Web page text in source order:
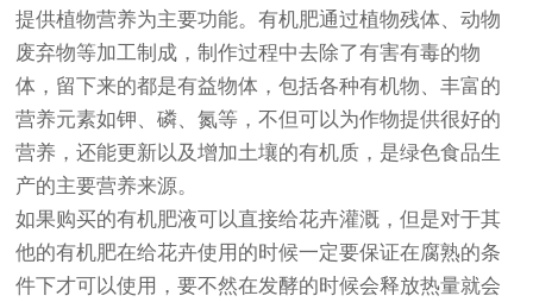
提供植物营养为主要功能。有机肥通过植物残体、动物
废弃物等加工制成，制作过程中去除了有害有毒的物
体，留下来的都是有益物体，包括各种有机物、丰富的
营养元素如钾、磷、氮等，不但可以为作物提供很好的
营养，还能更新以及增加土壤的有机质，是绿色食品生
产的主要营养来源。
如果购买的有机肥液可以直接给花卉灌溉，但是对于其
他的有机肥在给花卉使用的时候一定要保证在腐熟的条
件下才可以使用，要不然在发酵的时候会释放热量就会